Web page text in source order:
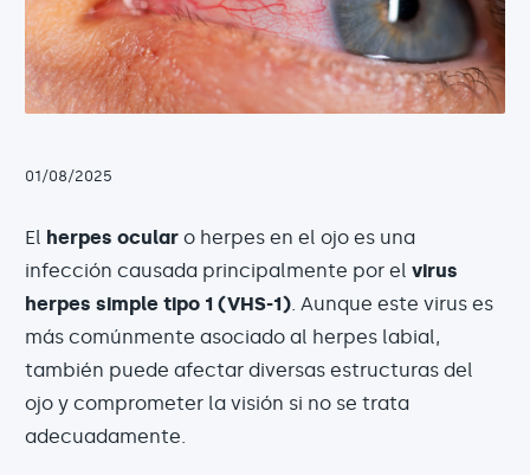
01/08/2025
El herpes ocular o herpes en el ojo es una
infección causada principalmente por el virus
herpes simple tipo 1 (VHS-1). Aunque este virus es
más comúnmente asociado al herpes labial,
también puede afectar diversas estructuras del
ojo y comprometer la visión si no se trata
adecuadamente.